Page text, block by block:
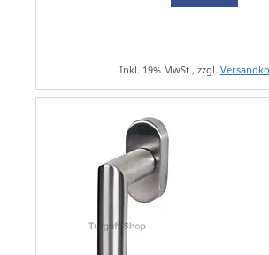
Inkl. 19% MwSt., zzgl.